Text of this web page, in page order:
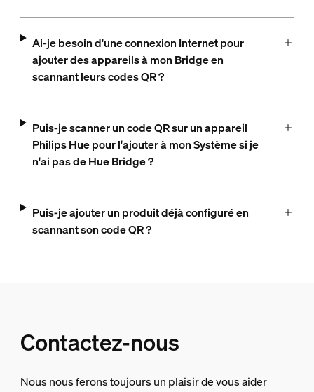
Ai-je besoin d'une connexion Internet pour
ajouter des appareils à mon Bridge en
scannant leurs codes QR ?
Puis-je scanner un code QR sur un appareil
Philips Hue pour l'ajouter à mon Système si je
n'ai pas de Hue Bridge ?
Puis-je ajouter un produit déjà configuré en
scannant son code QR ?
Contactez-nous
Nous nous ferons toujours un plaisir de vous aider